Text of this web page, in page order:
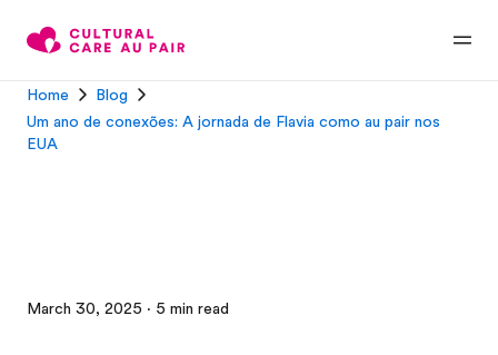
Home
Blog
Um ano de conexões: A jornada de Flavia como au pair nos
EUA
March 30, 2025 · 5 min read